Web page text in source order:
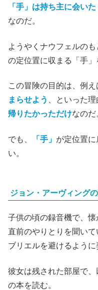
「手」は持ち主に会い
なのだ。
ようやくナウフェルの
の定位置に収まる「手」
この冒険の目的は、例え
まらせよう
、といった
帰りたかっただけなのだ
でも、 「手」 が定位置
い。
ジョン・アーヴィング
子供の頃の録音機で、
直前のやりとりを聞い
ブリエルを避けるように
彼女は残された部屋で、
の本を読む。